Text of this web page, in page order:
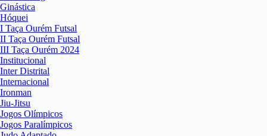
Ginástica
Hóquei
I Taça Ourém Futsal
II Taça Ourém Futsal
III Taça Ourém 2024
Institucional
Inter Distrital
Internacional
Ironman
Jiu-Jitsu
Jogos Olímpicos
Jogos Paralímpicos